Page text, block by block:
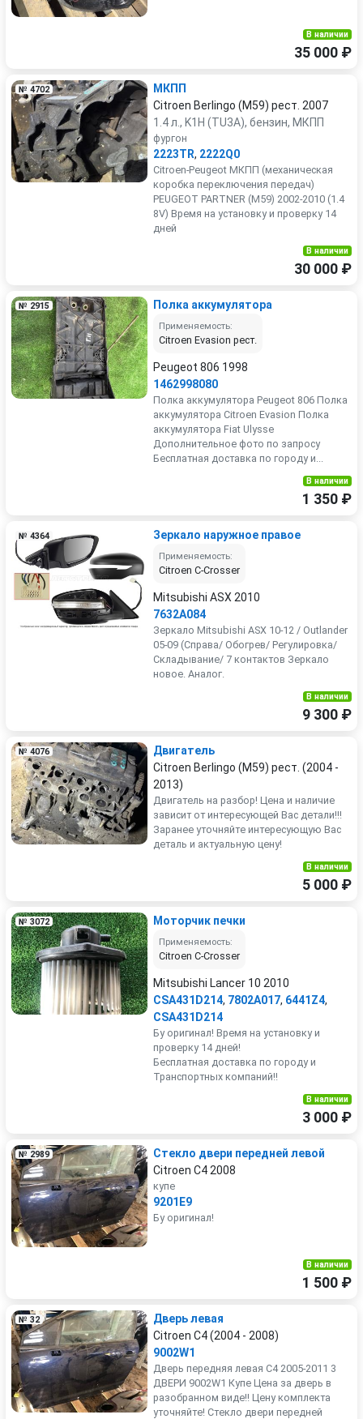
В наличии
35 000 ₽
№ 4702
МКПП
Citroen Berlingo (M59) рест. 2007
1.4 л., K1H (TU3A), бензин, МКПП
фургон
2223TR, 2222Q0
Citroen-Peugeot МКПП (механическая
коробка переключения передач)
PEUGEOT PARTNER (M59) 2002-2010 (1.4
8V) Время на установку и проверку 14
дней
В наличии
30 000 ₽
№ 2915 Полка аккумулятора
Применяемость:
Citroen Evasion рест.
Peugeot 806 1998
1462998080
Полка аккумулятора Peugeot 806 Полка
аккумулятора Citroen Evasion Полка
аккумулятора Fiat Ulysse
Дополнительное фото по запросу
Бесплатная доставка по городу и...
В наличии
1 350 ₽
№ 4364 Зеркало наружное правое
Применяемость:
Citroen C-Crosser
Mitsubishi ASX 2010
7632A084
Зеркало Mitsubishi ASX 10-12 / Outlander
05-09 (Справа/ Обогрев/ Регулировка/
Складывание/ 7 контактов Зеркало
новое. Аналог.
В наличии
9 300 ₽
№ 4076
Двигатель
Citroen Berlingo (M59) рест. (2004 -
2013)
Двигатель на разбор! Цена и наличие
зависит от интересующей Вас детали!!!
Заранее уточняйте интересующую Вас
деталь и актуальную цену!
В наличии
5 000 ₽
№ 3072 Моторчик печки
Применяемость:
Citroen C-Crosser
Mitsubishi Lancer 10 2010
CSA431D214, 7802A017, 6441Z4,
CSA431D214
Бу оригинал! Время на установку и
проверку 14 дней!
Бесплатная доставка по городу и
Транспортных компаний!!
В наличии
3 000 ₽
№ 2989
Стекло двери передней левой
Citroen C4 2008
купе
9201E9
Бу оригинал!
В наличии
1 500 ₽
№ 32
Дверь левая
Citroen C4 (2004 - 2008)
9002W1
Дверь передняя левая C4 2005-2011 3
ДВЕРИ 9002W1 Купе Цена за дверь в
разобранном виде!! Цену комплекта
уточняйте! Стекло двери передней